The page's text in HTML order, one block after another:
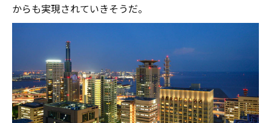
からも実現されていきそうだ。